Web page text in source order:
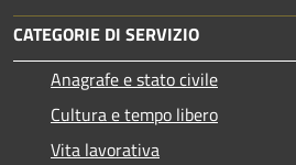
CATEGORIE DI SERVIZIO
Anagrafe e stato civile
Cultura e tempo libero
Vita lavorativa